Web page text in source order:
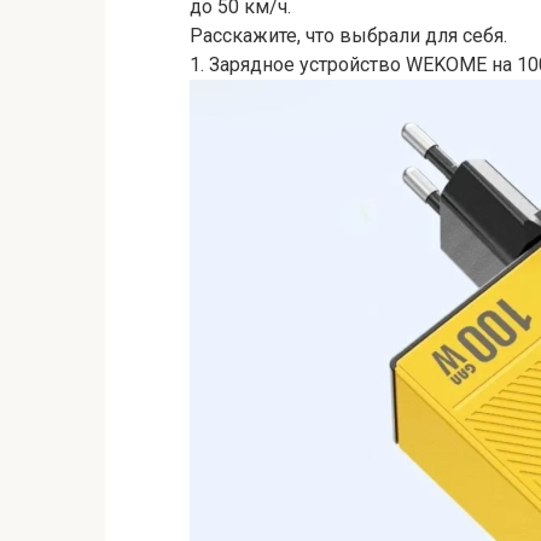
до 50 км/ч.
Расскажите, что выбрали для себя.
1. Зарядное устройство WEKOME на